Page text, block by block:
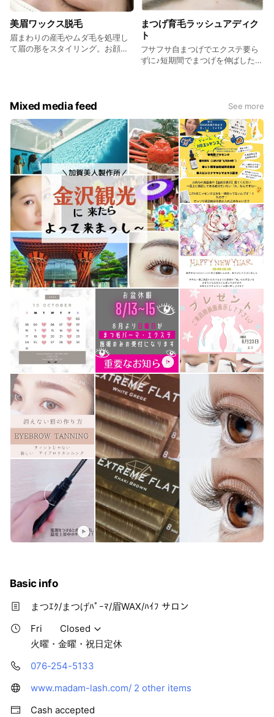
美眉ワックス脱毛
眉まわりの産毛やムダ毛を処理し
て眉の形をスタイリング。お顔の
まつげ育毛ラッシュアディク
ト
フサフサ自まつげでエクステ要ら
ずに♪短期間でまつげを伸ばしたい
Mixed media feed See more
Basic info
まつｴｸ/まつげﾊﾟｰﾏ/眉WAX/ﾊｲﾌ サロン
Fri
Closed
火曜・金曜・祝日定休
076-254-5133
www.madam-lash.com/ 2 other items
Cash accepted